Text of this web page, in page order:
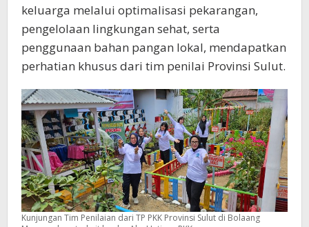
keluarga melalui optimalisasi pekarangan,
pengelolaan lingkungan sehat, serta
penggunaan bahan pangan lokal, mendapatkan
perhatian khusus dari tim penilai Provinsi Sulut.
Kunjungan Tim Penilaian dari TP PKK Provinsi Sulut di Bolaang